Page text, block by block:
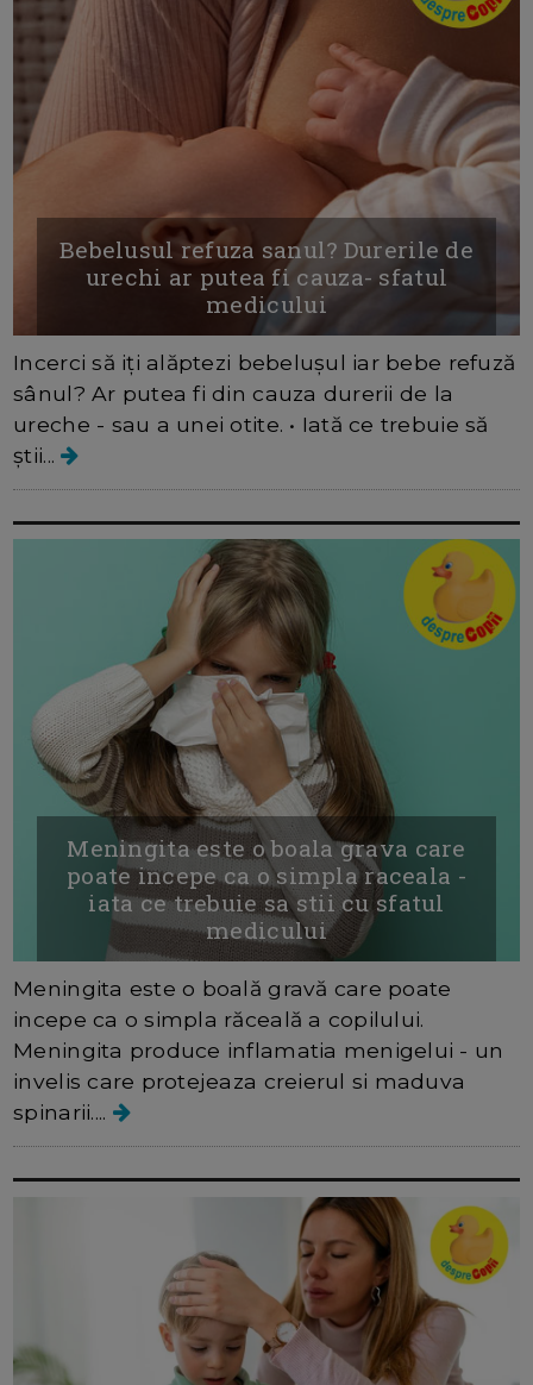
Bebelusul refuza sanul? Durerile de
urechi ar putea fi cauza- sfatul
medicului
Incerci să iți alăptezi bebelușul iar bebe refuză
sânul? Ar putea fi din cauza durerii de la
ureche - sau a unei otite. • Iată ce trebuie să
știi...
Meningita este o boala grava care
poate incepe ca o simpla raceala -
iata ce trebuie sa stii cu sfatul
medicului
Meningita este o boală gravă care poate
incepe ca o simpla răceală a copilului.
Meningita produce inflamatia menigelui - un
invelis care protejeaza creierul si maduva
spinarii....